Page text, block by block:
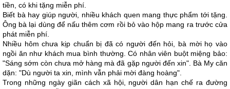
tiền, có khi tặng miễn phí.
Biết bà hay giúp người, nhiều khách quen mang thực phẩm tới tặng.
Ông bà lại dùng để nấu thêm cơm rồi bỏ vào hộp mang ra trước cửa
phát miễn phí.
Nhiều hôm chưa kịp chuẩn bị đã có người đến hỏi, bà mời họ vào
ngồi ăn như khách mua bình thường. Có nhân viên buột miệng bảo:
"Sáng sớm còn chưa mở hàng mà đã gặp người đến xin". Bà My căn
dặn: "Dù người ta xin, mình vẫn phải mời đàng hoàng".
Trong những ngày giãn cách xã hội, người dân hạn chế ra đường